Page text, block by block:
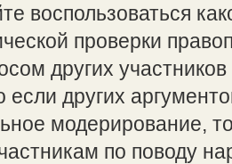
воспользоваться
проверки
других
если других
модерирование,
по поводу